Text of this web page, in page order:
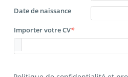
Date de naissance
Importer votre CV*